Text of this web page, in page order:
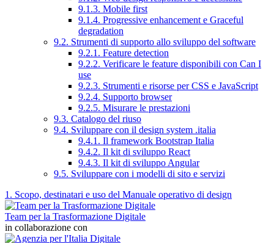
9.1.3. Mobile first
9.1.4. Progressive enhancement e Graceful
degradation
9.2. Strumenti di supporto allo sviluppo del software
9.2.1. Feature detection
9.2.2. Verificare le feature disponibili con Can I
use
9.2.3. Strumenti e risorse per CSS e JavaScript
9.2.4. Supporto browser
9.2.5. Misurare le prestazioni
9.3. Catalogo del riuso
9.4. Sviluppare con il design system .italia
9.4.1. Il framework Bootstrap Italia
9.4.2. Il kit di sviluppo React
9.4.3. Il kit di sviluppo Angular
9.5. Sviluppare con i modelli di sito e servizi
1. Scopo, destinatari e uso del Manuale operativo di design
Team per la Trasformazione Digitale
in collaborazione con